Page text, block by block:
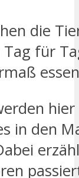
die
Tag für
in den